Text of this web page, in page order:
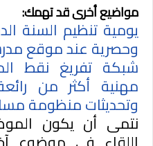
مواضيع أخرى قد تهمك:
يومية تنظيم السنة
وحصرية عند موقع
شبكة تفريغ نقط
مهنية أكثر من
وتحديثات منظومة
نتمى أن يكون